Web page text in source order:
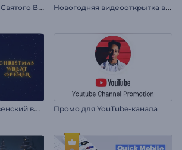
Л
оготип "Сердечки Святого Валентина" Н
овогодняя видеооткрытка в 2D
З
аставка "Рождественский венок" Промо для YouTube-канала